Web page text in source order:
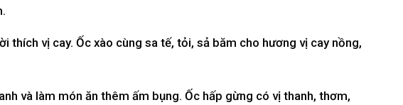
thích vị cay. Ốc xào cùng sa tế, tỏi, sả băm cho hương vị cay nồng,
và làm món ăn thêm ấm bụng. Ốc hấp gừng có vị thanh, thơm,